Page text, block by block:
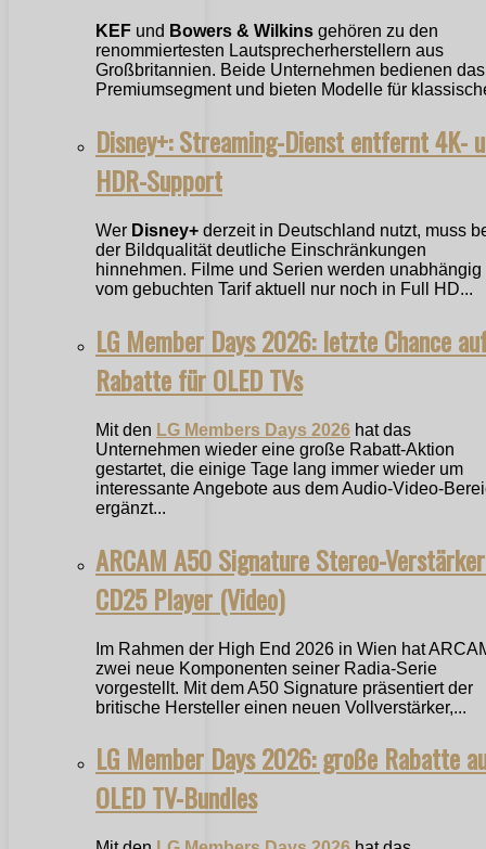
KEF und Bowers & Wilkins gehören zu den
renommiertesten Lautsprecherherstellern aus
Großbritannien. Beide Unternehmen bedienen das
Premiumsegment und bieten Modelle für
Disney+: Streaming-Dienst entfernt 4K-
HDR-Support
Wer Disney+ derzeit in Deutschland nutzt, muss
der Bildqualität deutliche Einschränkungen
hinnehmen. Filme und Serien werden unabhängig
vom gebuchten Tarif aktuell nur noch in Full HD...
LG Member Days 2026: letzte Chance
Rabatte für OLED TVs
Mit den LG Members Days 2026 hat das
Unternehmen wieder eine große Rabatt-Aktion
gestartet, die einige Tage lang immer wieder um
interessante Angebote aus dem Audio-Video-
ergänzt...
ARCAM A50 Signature Stereo-
CD25 Player (Video)
Im Rahmen der High End 2026 in Wien hat
zwei neue Komponenten seiner Radia-Serie
vorgestellt. Mit dem A50 Signature präsentiert der
britische Hersteller einen neuen Vollverstärker,...
LG Member Days 2026: große Rabatte
OLED TV-Bundles